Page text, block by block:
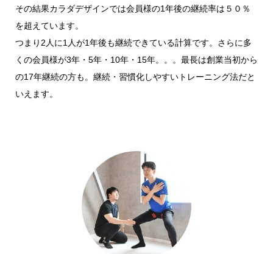
その結果カラダデザインでは会員様の1年後の継続率は５０％
を超えています。
つまり2人に1人が1年後も継続できている計算です。さらに多
くの会員様が3年・5年・10年・15年。。。最長は創業当初から
の17年継続の方も。継続・習慣化しやすいトレーニング法だと
いえます。